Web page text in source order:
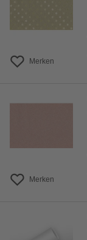
Merken
Merken